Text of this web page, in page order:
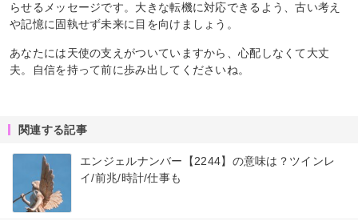
らせるメッセージです。大きな転機に対応できるよう、古い考え
や記憶に固執せず未来に目を向けましょう。
あなたには天使の支えがついていますから、心配しなくて大丈
夫。自信を持って前に歩み出してくださいね。
関連する記事
エンジェルナンバー【2244】の意味は？ツインレ
イ/前兆/時計/仕事も